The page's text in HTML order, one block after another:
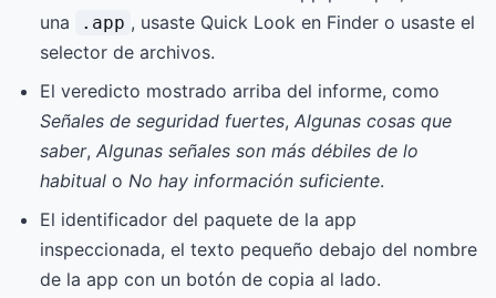
una
.app , usaste Quick Look en Finder o usaste el
selector de archivos.
El veredicto mostrado arriba del informe, como
Señales de seguridad fuertes, Algunas cosas que
saber, Algunas señales son más débiles de lo
habitual o No hay información suficiente.
El identificador del paquete de la app
inspeccionada, el texto pequeño debajo del nombre
de la app con un botón de copia al lado.